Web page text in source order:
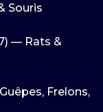
Souris
— Rats &
Frelons,